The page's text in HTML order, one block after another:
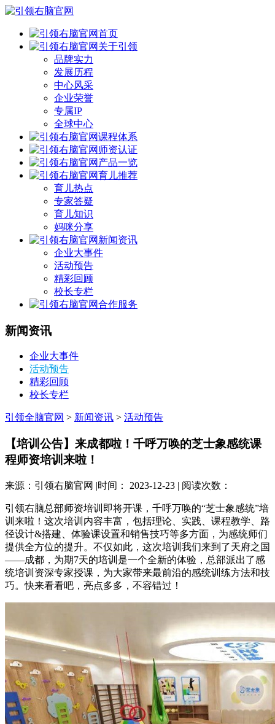
首页
关于引领
品牌实力
发展历程
中心风采
企业荣誉
专属IP
全球中心
课程体系
师资认证
产品一览
育儿推荐
育儿热点
专家答疑
育儿知识
妈咪分享
新闻资讯
企业大事件
活动预告
精彩回顾
校长专栏
合作服务
新闻资讯
企业大事件
活动预告
精彩回顾
校长专栏
引领全脑官网 > 新闻资讯 > 活动预告
【培训公告】来成都啦！千呼万唤的芝士象感统课
程师资培训来啦！
来源：引领右脑官网 |时间： 2023-12-23 | 阅读次数：
引领右脑总部师资培训即将开课，千呼万唤的“芝士象感统”培
训来啦！这次培训内容丰富，包括理论、实践、课程教学、路
径设计&搭建、体验课设置和销售技巧等多方面，为感统师们
提供全方位的提升。不仅如此，这次培训我们来到了天府之国
——成都，为期7天的培训是一个全新的体验，总部派出了感
统培训资深专家授课，为大家带来最前沿的感统训练方法和技
巧。快来看看吧，亮点多多，不容错过！